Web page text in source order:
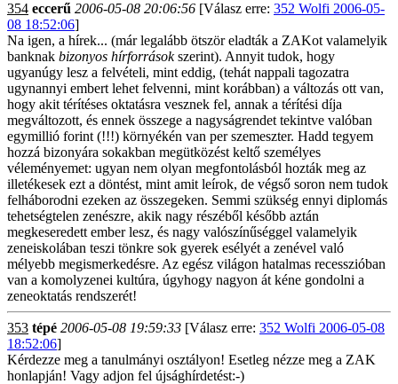
354 eccerű 2006-05-08 20:06:56 [Válasz erre: 352 Wolfi 2006-05-
08 18:52:06]
Na igen, a hírek... (már legalább ötször eladták a ZAKot valamelyik
banknak bizonyos hírforrásokszerint). Annyit tudok, hogy
ugyanúgy lesz a felvételi, mint eddig, (tehát nappali tagozatra
ugynannyi embert lehet felvenni, mint korábban) a változás ott van,
hogy akit térítéses oktatásra vesznek fel, annak a térítési díja
megváltozott, és ennek összege a nagyságrendet tekintve valóban
egymillió forint (!!!) környékén van per szemeszter. Hadd tegyem
hozzá bizonyára sokakban megütközést keltő személyes
véleményemet: ugyan nem olyan megfontolásból hozták meg az
illetékesek ezt a döntést, mint amit leírok, de végső soron nem tudok
felháborodni ezeken az összegeken. Semmi szükség ennyi diplomás
tehetségtelen zenészre, akik nagy részéből később aztán
megkeseredett ember lesz, és nagy valószínűséggel valamelyik
zeneiskolában teszi tönkre sok gyerek esélyét a zenével való
mélyebb megismerkedésre. Az egész világon hatalmas recesszióban
van a komolyzenei kultúra, úgyhogy nagyon át kéne gondolni a
zeneoktatás rendszerét!
353 tépé 2006-05-08 19:59:33 [Válasz erre: 352 Wolfi 2006-05-08
18:52:06]
Kérdezze meg a tanulmányi osztályon! Esetleg nézze meg a ZAK
honlapján! Vagy adjon fel újsághírdetést:-)